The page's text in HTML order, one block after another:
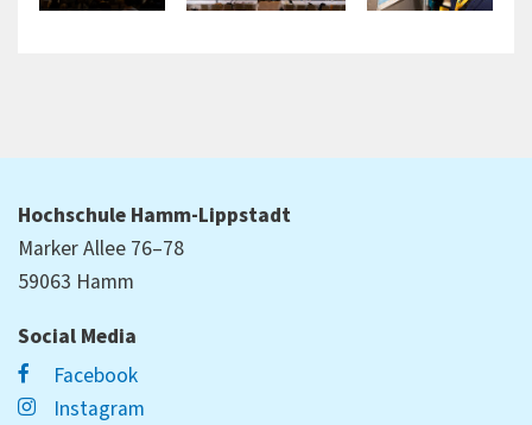
Hochschule Hamm-Lippstadt
Marker Allee 76–78
59063 Hamm
Social Media
Facebook
Instagram